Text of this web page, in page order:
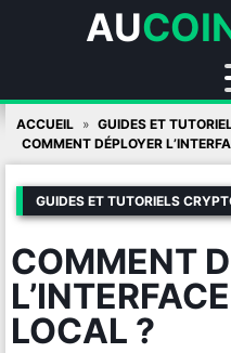
AU
Skip
content
ACCUEIL
GUIDES ET
COMMENT DÉPLOYER
GUIDES ET TUTORIELS
COMMENT
LOCAL ?